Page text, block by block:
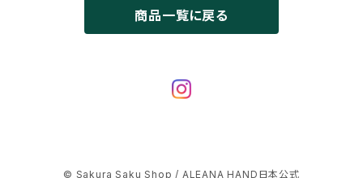
商品一覧に戻る
© Sakura Saku Shop / ALEANA HAND日本公式